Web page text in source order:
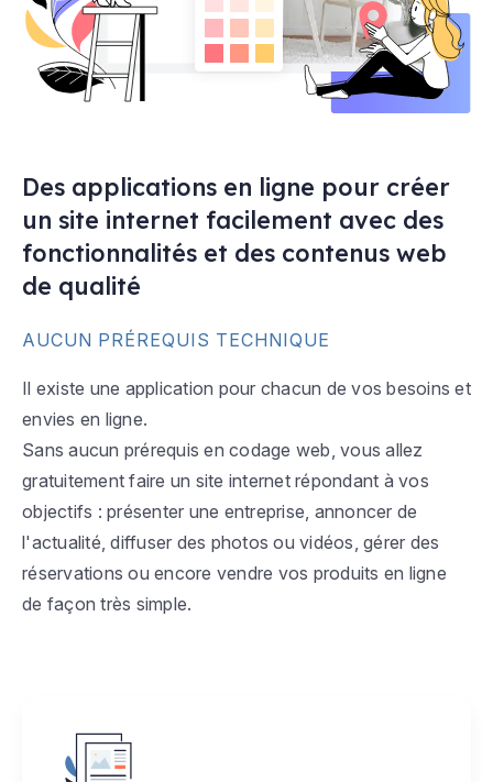
Des applications en ligne pour créer
un site internet facilement avec des
fonctionnalités et des contenus web
de qualité
AUCUN PRÉREQUIS TECHNIQUE
Il existe une application pour chacun de vos besoins et
envies en ligne.
Sans aucun prérequis en codage web, vous allez
gratuitement faire un site internet répondant à vos
objectifs : présenter une entreprise, annoncer de
l'actualité, diffuser des photos ou vidéos, gérer des
réservations ou encore vendre vos produits en ligne
de façon très simple.